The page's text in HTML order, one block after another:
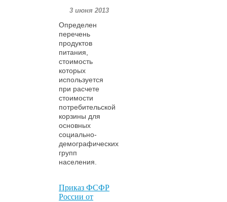
3 июня 2013
Определен
перечень
продуктов
питания,
стоимость
которых
используется
при расчете
стоимости
потребительской
корзины для
основных
социально-
демографических
групп
населения.
Приказ ФСФР
России от